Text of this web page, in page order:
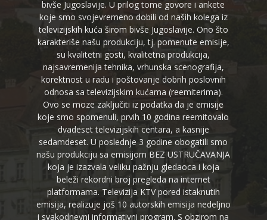
bivše Jugoslavije. U prilog tome govore i ankete
koje smo svojevremeno dobili od naših kolega iz
televizijskih kuća širom bivše Jugoslavije. Ono što
karakteriše našu produkciju, tj. pomenute emisije,
su kvalitetni gosti, kvalitetna produkcija,
najsavremenija tehnika, vrhunska scenografija,
korektnost u radu i poštovanje dobrih poslovnih
odnosa sa televizijskim kućama (reemiterima).
Ovo se moze zaključiti iz podatka da je emisije
koje smo spomenuli, prvih 10 godina reemitovalo
dvadeset televizijskih centara, a kasnije
sedamdeset. U poslednje 3 godine obogatili smo
našu produkciju sa emisijom BEZ USTRUČAVANJA
koja je izazvala veliku pažnju gledaoca i koja
beleži rekordni broj pregleda na internet
platformama. Televizija KTV pored istaknutih
emisija, realizuje još 10 autorskih emisija nedeljno
i svakodnevni informativni program. S obzirom na